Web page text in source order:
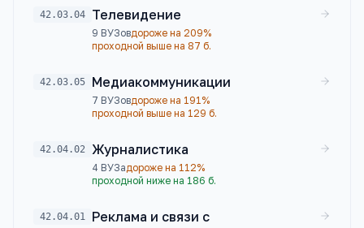
42.03.04 Телевидение
9 ВУЗовдороже на 209%
проходной выше на 87 б.
42.03.05 Медиакоммуникации
7 ВУЗовдороже на 191%
проходной выше на 129 б.
42.04.02 Журналистика
4 ВУЗадороже на 112%
проходной ниже на 186 б.
42.04.01
Реклама и связи с